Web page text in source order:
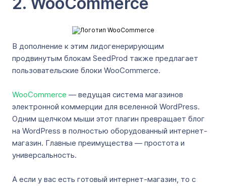
В дополнение к этим лидогенерирующим
продвинутым блокам SeedProd также предлагает
пользовательские блоки WooCommerce.
WooCommerce — ведущая система магазинов
электронной коммерции для вселенной WordPress.
Одним щелчком мыши этот плагин превращает блог
на WordPress в полностью оборудованный интернет-
магазин. Главные преимущества — простота и
универсальность.
А если у вас есть готовый интернет-магазин, то с